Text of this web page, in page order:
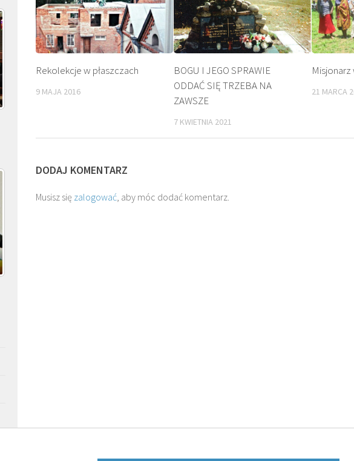
Rekolekcje w płaszczach
9 MAJA 2016
BOGU I JEGO SPRAWIE
ODDAĆ SIĘ TRZEBA NA
ZAWSZE
7 KWIETNIA 2021
21 MARCA
DODAJ KOMENTARZ
Musisz się zalogować, aby móc dodać komentarz.
O. JÓZEF
PAWŁOWSKI SJ